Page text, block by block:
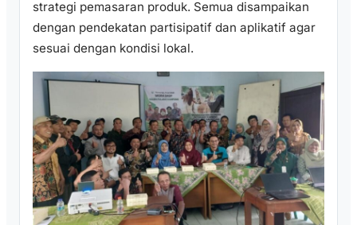
strategi pemasaran produk. Semua disampaikan
dengan pendekatan partisipatif dan aplikatif agar
sesuai dengan kondisi lokal.